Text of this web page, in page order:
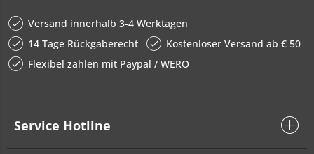
Versand innerhalb 3-4 Werktagen
14 Tage Rückgaberecht
Kostenloser Versand ab € 50
Flexibel zahlen mit Paypal / WERO
Service Hotline